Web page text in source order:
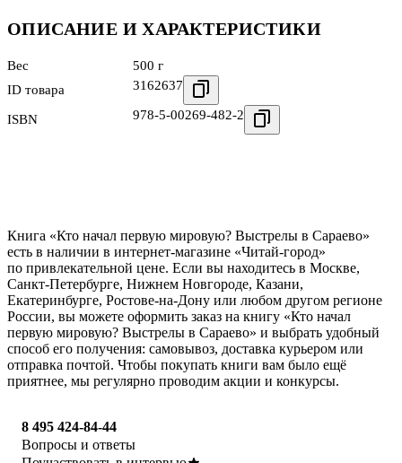
ОПИСАНИЕ И ХАРАКТЕРИСТИКИ
Вес
500 г
ID товара
3162637
ISBN 978-5-00269-482-2
Книга «Кто начал первую мировую? Выстрелы в Сараево»
есть в наличии в интернет-магазине «Читай-город»
по привлекательной цене. Если вы находитесь в Москве,
Санкт-Петербурге, Нижнем Новгороде, Казани,
Екатеринбурге, Ростове-на-Дону или любом другом регионе
России, вы можете оформить заказ на книгу «Кто начал
первую мировую? Выстрелы в Сараево» и выбрать удобный
способ его получения: самовывоз, доставка курьером или
отправка почтой. Чтобы покупать книги вам было ещё
приятнее, мы регулярно проводим акции и конкурсы.
8 495 424-84-44
Вопросы и ответы